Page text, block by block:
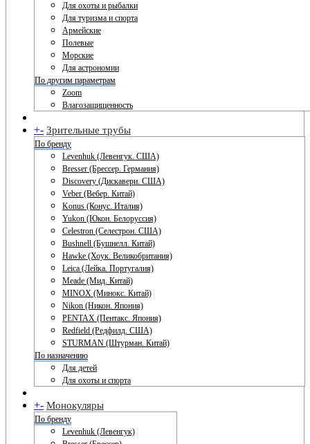
Для охоты и рыбалки
Для туризма и спорта
Армейские
Полевые
Морские
Для астрономии
По другим параметрам
Zoom
Влагозащищенность
+- Зрительные трубы
По бренду
Levenhuk (Левенгук. США)
Bresser (Брессер. Германия)
Discovery (Дискавери. США)
Veber (Вебер. Китай)
Konus (Конус. Италия)
Yukon (Юкон. Белоруссия)
Celestron (Селестрон. США)
Bushnell (Бушнелл. Китай)
Hawke (Хоук. Великобритания)
Leica (Лейка. Португалия)
Meade (Мид. Китай)
MINOX (Минокс. Китай)
Nikon (Никон. Япония)
PENTAX (Пентакс. Япония)
Redfield (Редфилд. США)
STURMAN (Штурман. Китай)
По назначению
Для детей
Для охоты и спорта
+- Монокуляры
По бренду
Levenhuk (Левенгук)